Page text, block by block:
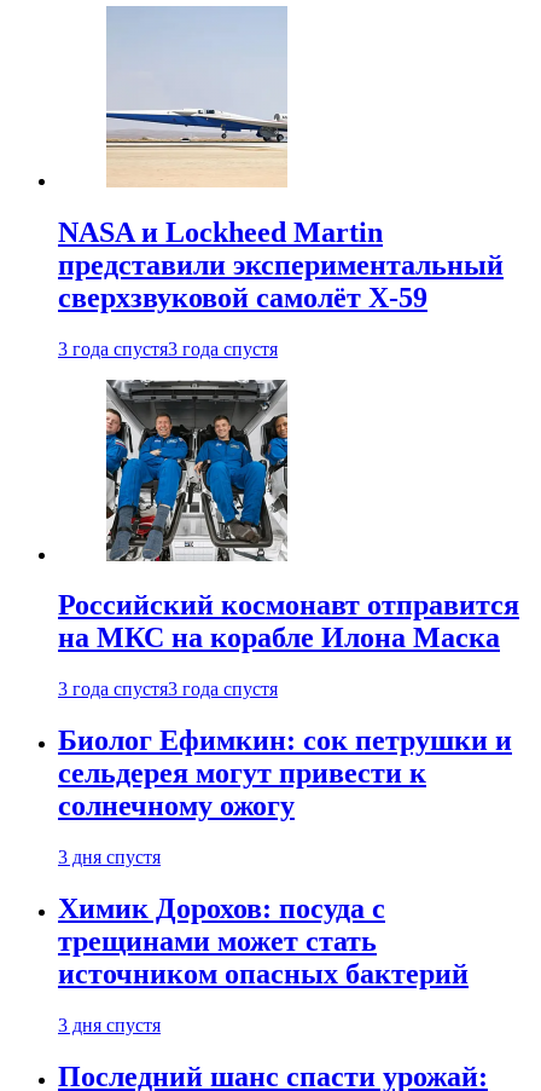
NASA и Lockheed Martin
представили экспериментальный
сверхзвуковой самолёт X-59
3 года спустя3 года спустя
Российский космонавт отправится
на МКС на корабле Илона Маска
3 года спустя3 года спустя
Биолог Ефимкин: сок петрушки и
сельдерея могут привести к
солнечному ожогу
3 дня спустя
Химик Дорохов: посуда с
трещинами может стать
источником опасных бактерий
3 дня спустя
Последний шанс спасти урожай: